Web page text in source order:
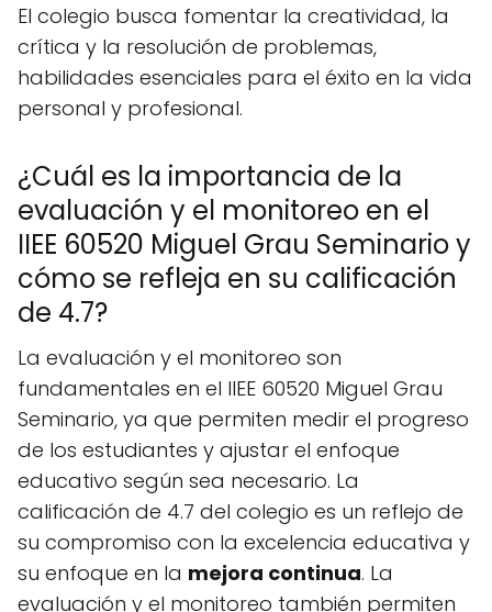
El colegio busca fomentar la creatividad, la
crítica y la resolución de problemas,
habilidades esenciales para el éxito en la vida
personal y profesional.
¿Cuál es la importancia de la
evaluación y el monitoreo en el
IIEE 60520 Miguel Grau Seminario y
cómo se refleja en su calificación
de 4.7?
La evaluación y el monitoreo son
fundamentales en el IIEE 60520 Miguel Grau
Seminario, ya que permiten medir el progreso
de los estudiantes y ajustar el enfoque
educativo según sea necesario. La
calificación de 4.7 del colegio es un reflejo de
su compromiso con la excelencia educativa y
su enfoque en la mejora continua. La
evaluación y el monitoreo también permiten